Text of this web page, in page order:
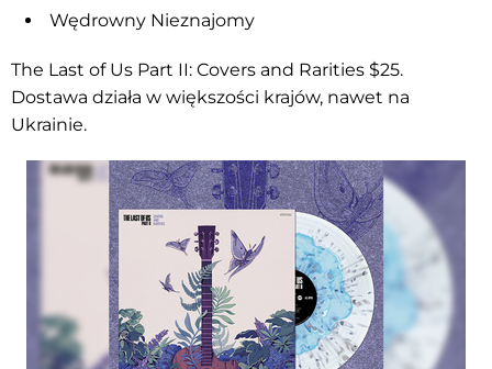
Wędrowny Nieznajomy
The Last of Us Part II: Covers and Rarities $25.
Dostawa działa w większości krajów, nawet na
Ukrainie.